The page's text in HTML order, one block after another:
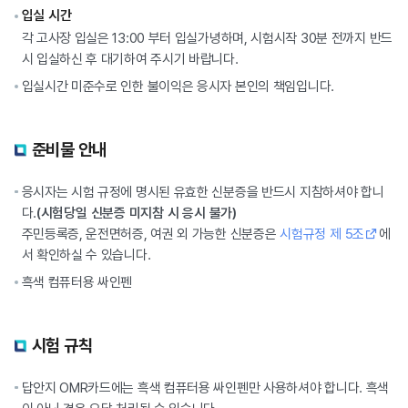
입실 시간
각 고사장 입실은 13:00 부터 입실가녕하며, 시험시작 30분 전까지 반드
시 입실하신 후 대기하여 주시기 바랍니다.
입실시간 미준수로 인한 불이익은 응시자 본인의 책임입니다.
준비물 안내
응시자는 시험 규정에 명시된 유효한 신분증을 반드시 지참하셔야 합니
다.(시험당일 신분증 미지참 시 응시 불가)
주민등록증, 운전면허증, 여권 외 가능한 신분증은시험규정 제 5조
에
서 확인하실 수 있습니다.
흑색 컴퓨터용 싸인펜
시험 규칙
답안지 OMR카드에는 흑색 컴퓨터용 싸인펜만 사용하셔야 합니다. 흑색